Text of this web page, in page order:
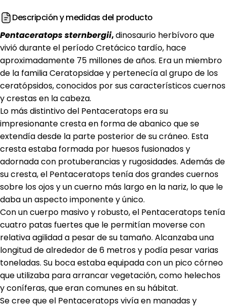
Descripción y medidas del producto
Pentaceratops sternbergii,dinosaurio herbívoro que
vivió durante el período Cretácico tardío, hace
aproximadamente 75 millones de años. Era un miembro
de la familia Ceratopsidae y pertenecía al grupo de los
ceratópsidos, conocidos por sus característicos cuernos
y crestas en la cabeza.
Lo más distintivo del Pentaceratops era su
impresionante cresta en forma de abanico que se
extendía desde la parte posterior de su cráneo. Esta
cresta estaba formada por huesos fusionados y
adornada con protuberancias y rugosidades. Además de
su cresta, el Pentaceratops tenía dos grandes cuernos
sobre los ojos y un cuerno más largo en la nariz, lo que le
daba un aspecto imponente y único.
Con un cuerpo masivo y robusto, el Pentaceratops tenía
cuatro patas fuertes que le permitían moverse con
relativa agilidad a pesar de su tamaño. Alcanzaba una
longitud de alrededor de 6 metros y podía pesar varias
toneladas. Su boca estaba equipada con un pico córneo
que utilizaba para arrancar vegetación, como helechos
y coníferas, que eran comunes en su hábitat.
Se cree que el Pentaceratops vivía en manadas y